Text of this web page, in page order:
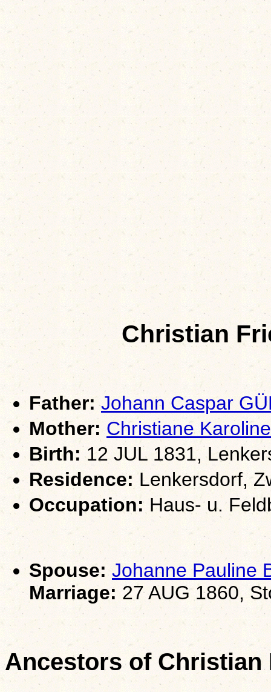
Christian
Father: Johann Caspar
Mother: Christiane
Birth:12 JUL 1831,
Residence: Lenkersdorf,
Occupation: Haus- u.
Spouse: Johanne Pauline
Marriage: 27 AUG 1860,
Ancestors of Christian